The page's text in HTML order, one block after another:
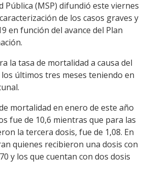
Link
Pública (MSP) difundió este viernes
de los casos graves y
en función del avance del Plan
la tasa de mortalidad a causa del
los últimos tres meses teniendo en
mortalidad en enero de este año
fue de 10,6 mientras que para las
la tercera dosis, fue de 1,08. En
quienes recibieron una dosis con
y los que cuentan con dos dosis